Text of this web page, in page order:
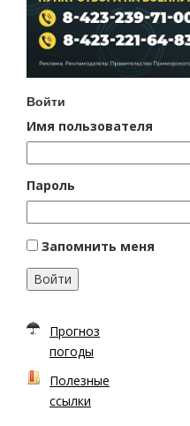
Войти
Имя пользователя
Пароль
Запомнить меня
Войти
Прогноз
погоды
Полезные
ссылки